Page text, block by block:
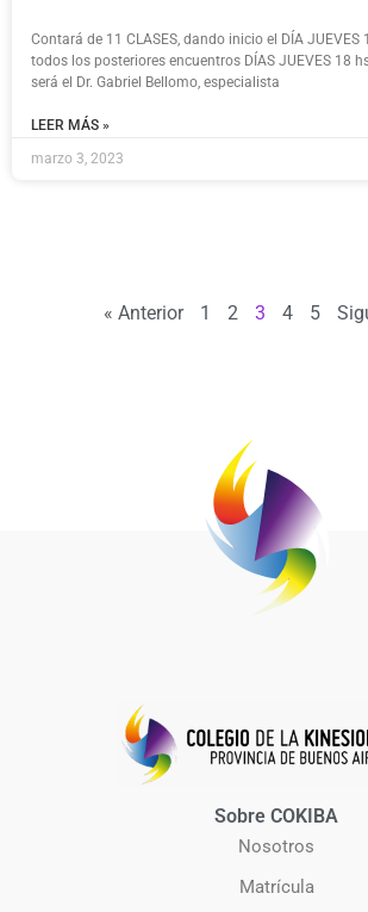
Contará de 11 CLASES, dando inicio el DÍA JUEVES
todos los posteriores encuentros DÍAS JUEVES 18
será el Dr. Gabriel Bellomo, especialista
LEER MÁS »
marzo 3, 2023
« Anterior 1 2 3 4 5
Sobre COKIBA
Nosotros
Matrícula